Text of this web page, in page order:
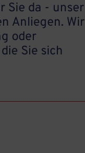
Sie da - unser
Anliegen. Wir
oder
Sie sich